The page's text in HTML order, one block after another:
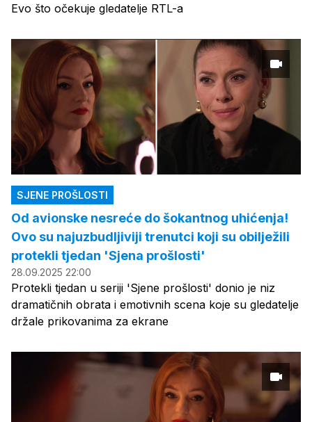
Evo što očekuje gledatelje RTL-a
SJENE PROŠLOSTI
Od avionske nesreće do šokantnog uhićenja!
Ovo su najuzbudljiviji trenutci koji su obilježili
protekli tjedan 'Sjena prošlosti'
28.09.2025 22:00
Protekli tjedan u seriji 'Sjene prošlosti' donio je niz
dramatičnih obrata i emotivnih scena koje su gledatelje
držale prikovanima za ekrane